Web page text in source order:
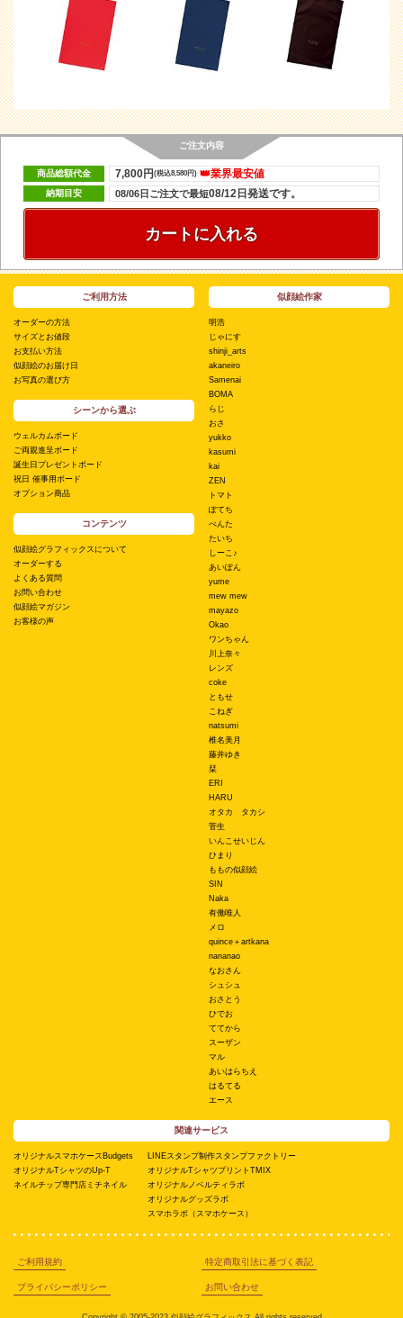
ご注文内容
商品総額代金 👑業界最安値
7,800円(税込8,580円)
納期目安 08/06日ご注文で最短08/12日発送です。
カートに入れる
ご利用方法
オーダーの方法
サイズとお値段
お支払い方法
似顔絵のお届け日
お写真の選び方
シーンから選ぶ
ウェルカムボード
ご両親進呈ボード
誕生日プレゼントボード
祝日 催事用ボード
オプション商品
コンテンツ
似顔絵グラフィックスについて
オーダーする
よくある質問
お問い合わせ
似顔絵マガジン
お客様の声
似顔絵作家
明浩
じゃにす
shinji_arts
akaneiro
Samenai
BOMA
らじ
おさ
yukko
kasumi
kai
ZEN
トマト
ぽてち
ぺんた
たいち
しーこ♪
あいぽん
yume
mew mew
mayazo
Okao
ワンちゃん
川上奈々
レンズ
coke
ともせ
こねぎ
natsumi
椎名美月
藤井ゆき
栞
ERI
HARU
オタカ タカシ
菅生
いんこせいじん
ひまり
ももの似顔絵
SIN
Naka
有働唯人
メロ
quince＋artkana
nananao
なおさん
シュシュ
おさとう
ひでお
ててから
スーザン
マル
あいはらちえ
はるてる
エース
関連サービス
オリジナルスマホケースBudgets
オリジナルTシャツのUp-T
ネイルチップ専門店ミチネイル
LINEスタンプ制作スタンプファクトリー
オリジナルTシャツプリントTMIX
オリジナルノベルティラボ
オリジナルグッズラボ
スマホラボ（スマホケース）
ご利用規約 特定商取引法に基づく表記
プライバシーポリシー お問い合わせ